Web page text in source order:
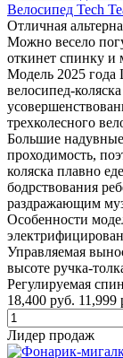
Велосипед Tech
Отличная
Можно весело
откинет спинку и
Модель 2025 года
велосипед-
трехколесного
Большие
проходимость,
коляска плавно
бодрствования
раздражающим
Особенности
Управляемая
высоте ручка-
Регулируемая
18,400 руб. 11,999
Лидер продаж